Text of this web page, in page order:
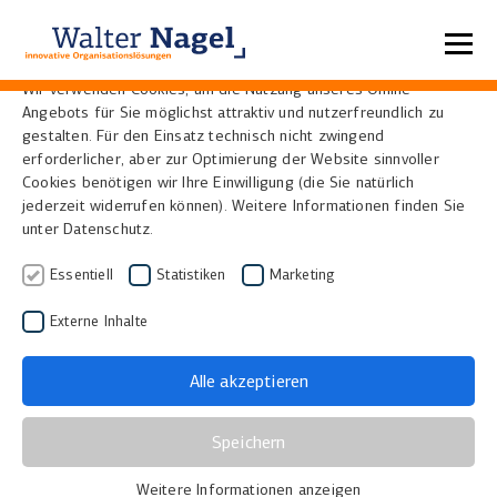
E-Book
E-Book“ kommt aus dem Englischen und ist die
im weitesten Sinne, das klassische Buch und seine
einer sehr breiten Masse zur Verfügung zu stellen.
Andere geläufige Schreibweisen sind unter anderem
„eBook“ oder „ebook“.
Man unterscheidet drei typische E-Book Typen:
Datenschutzeinstellungen
Wir verwenden Cookies, um die Nutzung unseres Online-
Angebots für Sie möglichst attraktiv und nutzerfreundlich zu
gestalten. Für den Einsatz technisch nicht zwingend
erforderlicher, aber zur Optimierung der Website sinnvoller
Cookies benötigen wir Ihre Einwilligung (die Sie natürlich
jederzeit widerrufen können). Weitere Informationen finden Sie
unter Datenschutz.
Essentiell Statistiken Marketing
Externe Inhalte
Alle akzeptieren
Speichern
Weitere Informationen anzeigen